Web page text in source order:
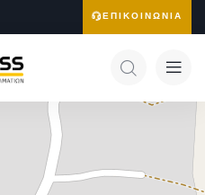
ΕΠΙΚΟΙΝΩΝΙΑ